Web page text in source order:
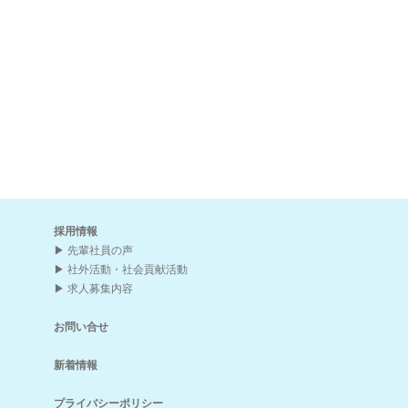
採用情報
先輩社員の声
社外活動・社会貢献活動
求人募集内容
お問い合せ
新着情報
プライバシーポリシー